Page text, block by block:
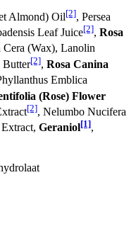
Almond) Oil[2], Persea
Leaf Juice[2], Rosa
Cera (Wax), Lanolin
Butter[2], Rosa Canina
Emblica
(Rose) Flower
[2], Nelumbo Nucifera
Geraniol[1],